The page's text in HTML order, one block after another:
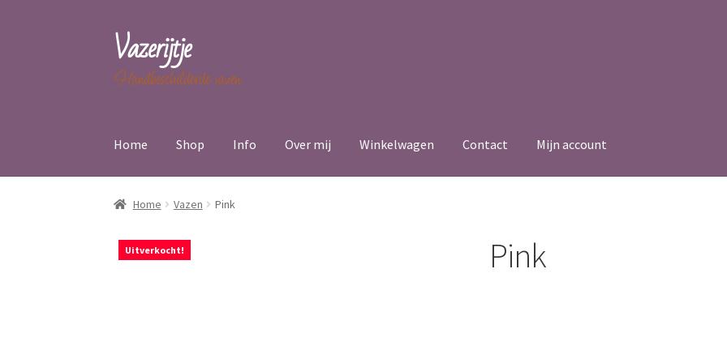
Ga
door
naar
Ga
naar
de
Vazerijtje
Handbeschilderde vazen
Home Shop Info Over mij Winkelwagen Contact Mijn account
Home Vazen Pink
Uitverkocht! Pink